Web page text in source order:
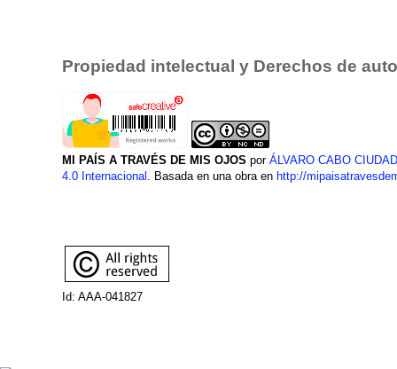
Propiedad intelectual y Derechos de
MI PAÍS A TRAVÉS DE MIS OJOS por ÁLVARO CABO CIUDAD
4.0 Internacional . Basada en una obra en http://
Id: AAA-041827